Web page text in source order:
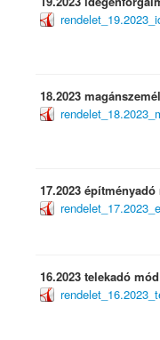
18.2023
17.2023 építményadó
16.2023 telekadó mód